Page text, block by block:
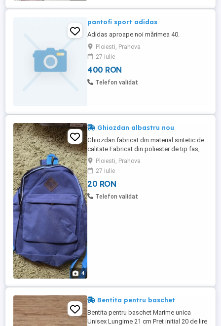
pantofi sport adidas
Adidas aproape noi mărimea 40.
Ploiesti, Prahova
27 iulie
400 RON
Telefon validat
4
Ghiozdan albastru nou
Ghiozdan fabricat din material sintetic de
calitate Fabricat din poliester de tip fas,
foarte rezistent in timp Dispune de
buzunare frontal Bretelele sunt ajustabile
prin catarama Buzunarele sunt inchise prin
fermoar Are 2 mici pete pe fasul din
interior (vezi foto). Asa a sosit. Dimensiuni
Ploiesti, Prahova
27 iulie
20 RON
Telefon validat
Bentita pentru baschet
Bentita pentru baschet Marime unica
Unisex Lungime 21 cm Pret initial 20 de lire